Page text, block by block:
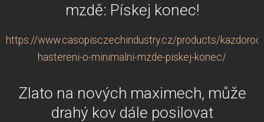
mzdě: Pískej konec!
https://www.casopisczechindustry.cz/products/
hastereni-o-minimalni-mzde-piskej-konec/
Zlato na nových maximech, může
drahý kov dále posilovat